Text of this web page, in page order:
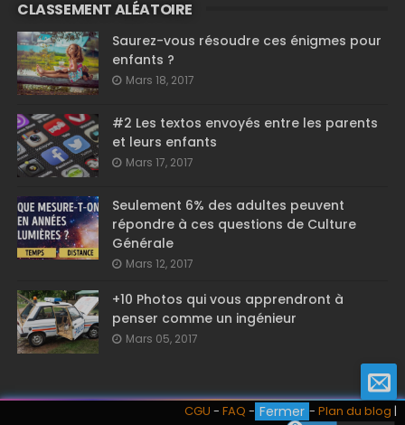
Fermer
CLASSEMENT ALÉATOIRE
Saurez-vous résoudre ces énigmes pour
enfants ?
Mars 18, 2017
#2 Les textos envoyés entre les parents
et leurs enfants
Mars 17, 2017
Seulement 6% des adultes peuvent
répondre à ces questions de Culture
Générale
Mars 12, 2017
+10 Photos qui vous apprendront à
penser comme un ingénieur
Mars 05, 2017
CGU -FAQ - Cookies -Plan du blog |